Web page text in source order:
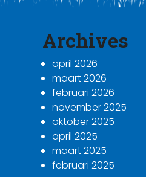
Archives
april 2026
maart 2026
februari 2026
november 2025
oktober 2025
april 2025
maart 2025
februari 2025